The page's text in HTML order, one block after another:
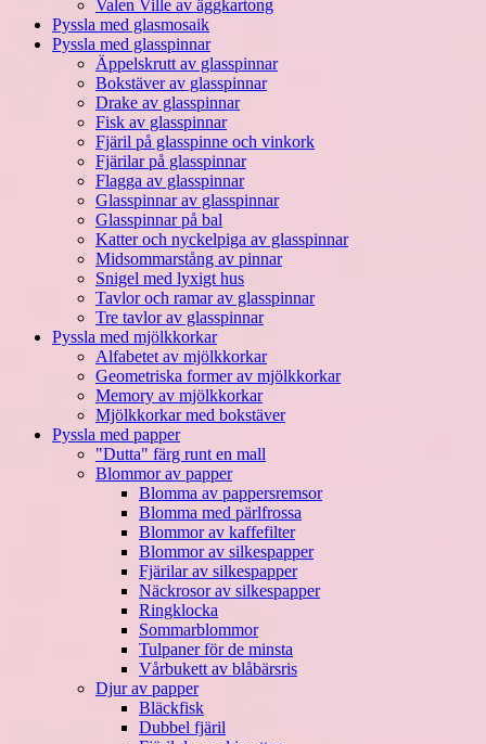
Valen Ville av äggkartong
Pyssla med glasmosaik
Pyssla med glasspinnar
Äppelskrutt av glasspinnar
Bokstäver av glasspinnar
Drake av glasspinnar
Fisk av glasspinnar
Fjäril på glasspinne och vinkork
Fjärilar på glasspinnar
Flagga av glasspinnar
Glasspinnar av glasspinnar
Glasspinnar på bal
Katter och nyckelpiga av glasspinnar
Midsommarstång av pinnar
Snigel med lyxigt hus
Tavlor och ramar av glasspinnar
Tre tavlor av glasspinnar
Pyssla med mjölkkorkar
Alfabetet av mjölkkorkar
Geometriska former av mjölkkorkar
Memory av mjölkkorkar
Mjölkkorkar med bokstäver
Pyssla med papper
"Dutta" färg runt en mall
Blommor av papper
Blomma av pappersremsor
Blomma med pärlfrossa
Blommor av kaffefilter
Blommor av silkespapper
Fjärilar av silkespapper
Näckrosor av silkespapper
Ringklocka
Sommarblommor
Tulpaner för de minsta
Vårbukett av blåbärsris
Djur av papper
Bläckfisk
Dubbel fjäril